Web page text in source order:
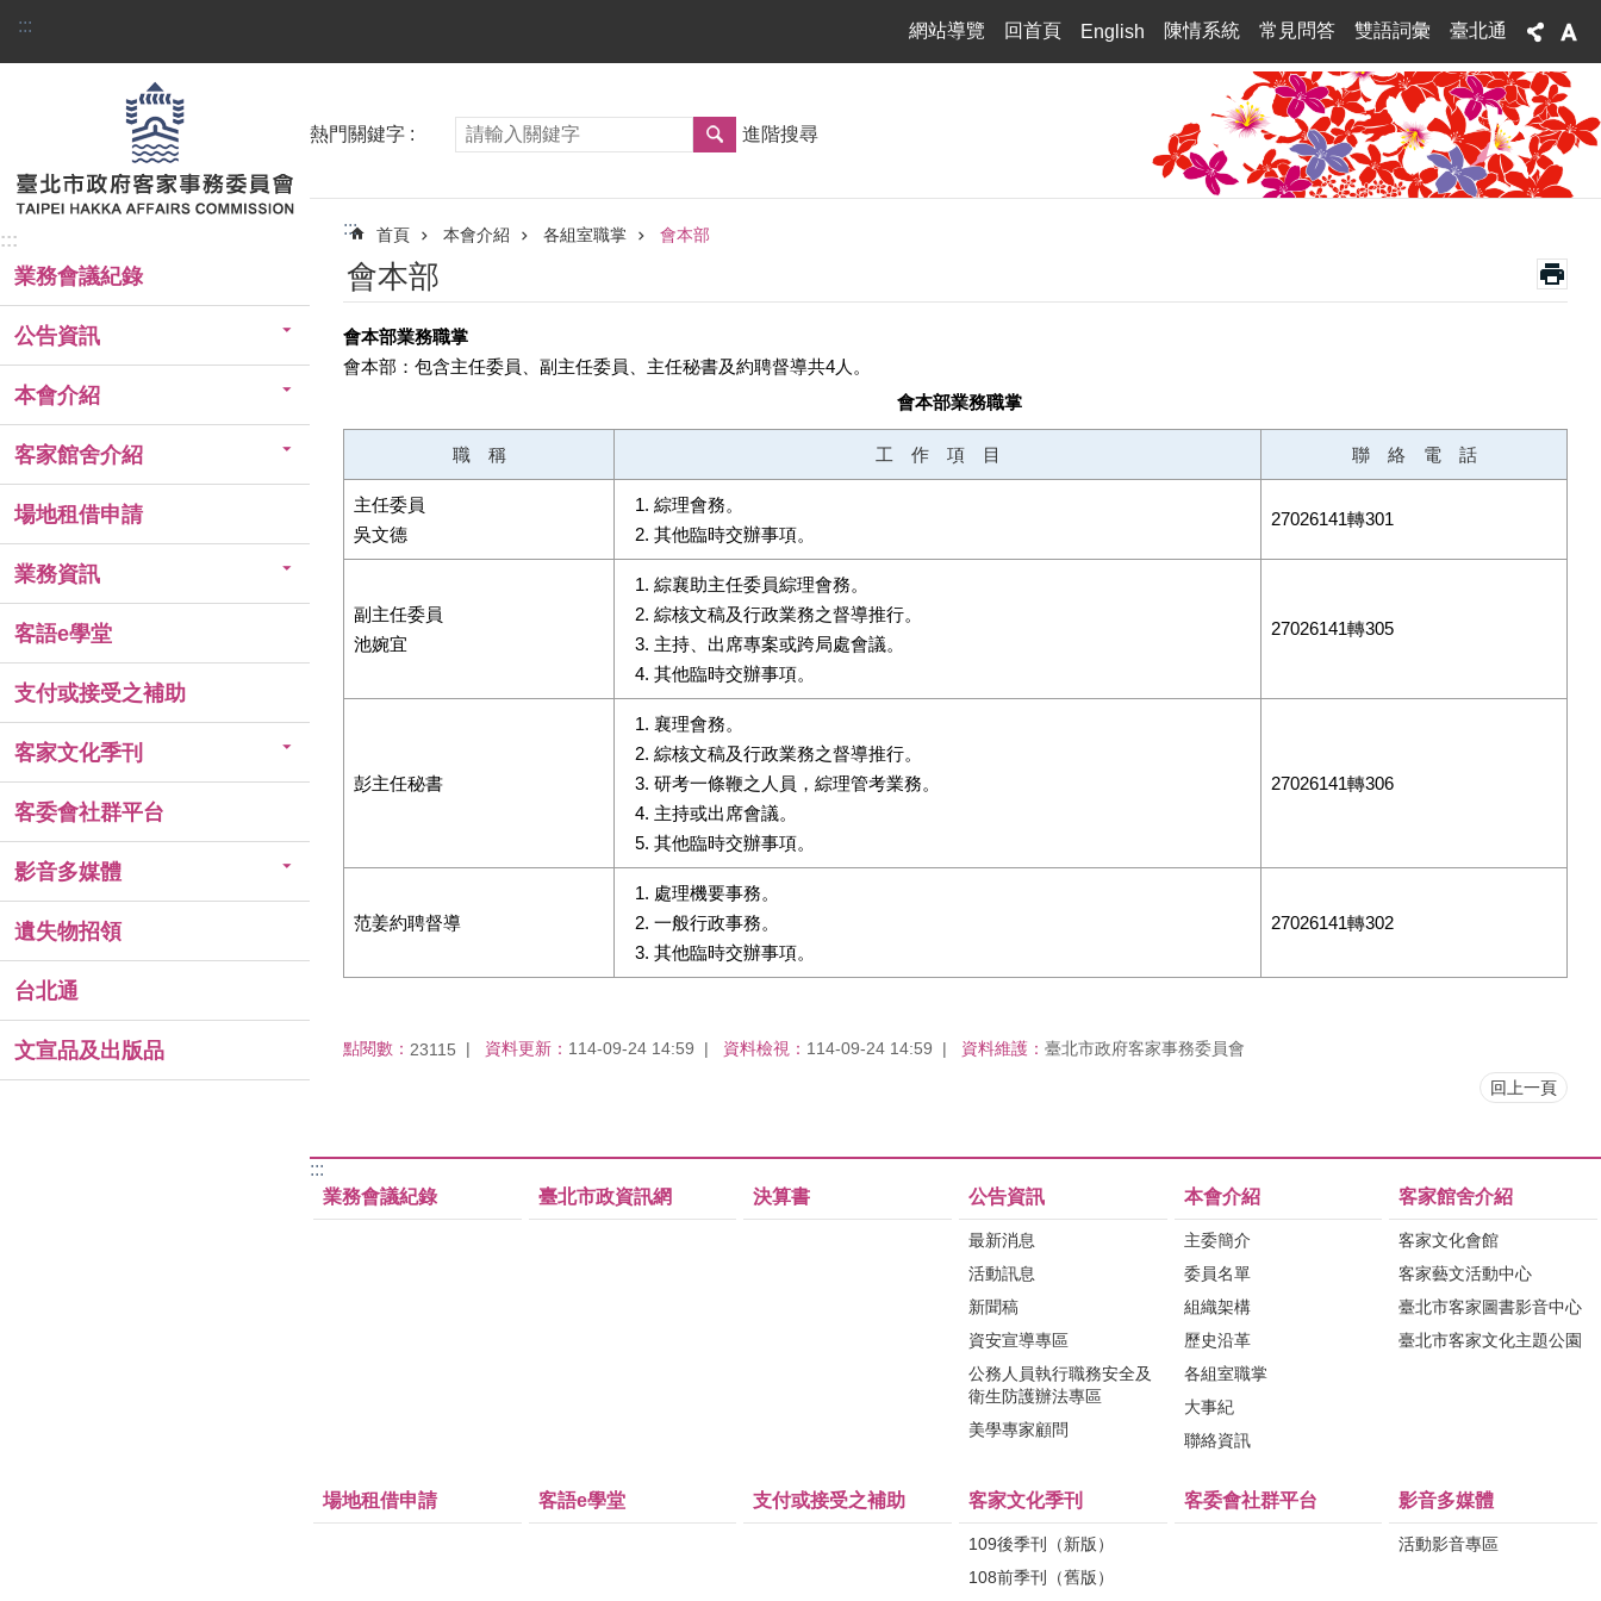
跳到主要內容區塊
::: 網站導覽 回首頁 English 陳情系統 常見問答 雙語詞彙 臺北通
:::
業務會議紀錄
公告資訊
本會介紹
客家館舍介紹
場地租借申請
業務資訊
客語e學堂
支付或接受之補助
客家文化季刊
客委會社群平台
影音多媒體
遺失物招領
台北通
文宣品及出版品
熱門關鍵字 進階搜尋
::: 首頁 本會介紹 各組室職掌 會本部
會本部
會本部業務職掌
會本部：包含主任委員、副主任委員、主任秘書及約聘督導共4人。
會本部業務職掌
職 稱 工 作 項 目 聯 絡 電 話
主任委員
吳文德
綜理會務。
其他臨時交辦事項。
27026141轉301
副主任委員
池婉宜
綜襄助主任委員綜理會務。
綜核文稿及行政業務之督導推行。
主持、出席專案或跨局處會議。
其他臨時交辦事項。
27026141轉305
彭主任秘書
襄理會務。
綜核文稿及行政業務之督導推行。
研考一條鞭之人員，綜理管考業務。
主持或出席會議。
其他臨時交辦事項。
27026141轉306
范姜約聘督導
處理機要事務。
一般行政事務。
其他臨時交辦事項。
27026141轉302
點閱數： 23115 資料更新： 114-09-24 14:59 資料檢視： 114-09-24 14:59 資料維護： 臺北市政府客家事務委員會
回上一頁
:::
業務會議紀錄
臺北市政資訊網 決算書 公告資訊
最新消息
活動訊息
新聞稿
資安宣導專區
公務人員執行職務安全及
衛生防護辦法專區
美學專家顧問
本會介紹
主委簡介
委員名單
組織架構
歷史沿革
各組室職掌
大事紀
聯絡資訊
客家館舍介紹
客家文化會館
客家藝文活動中心
臺北市客家圖書影音中心
臺北市客家文化主題公園
場地租借申請 客語e學堂 支付或接受之補助 客家文化季刊
109後季刊（新版）
108前季刊（舊版）
客委會社群平台 影音多媒體
活動影音專區